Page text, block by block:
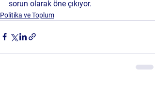
sorun olarak öne çıkıyor.
Politika ve Toplum